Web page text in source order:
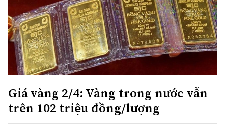
Giá vàng 2/4: Vàng trong nước vẫn
trên 102 triệu đồng/lượng